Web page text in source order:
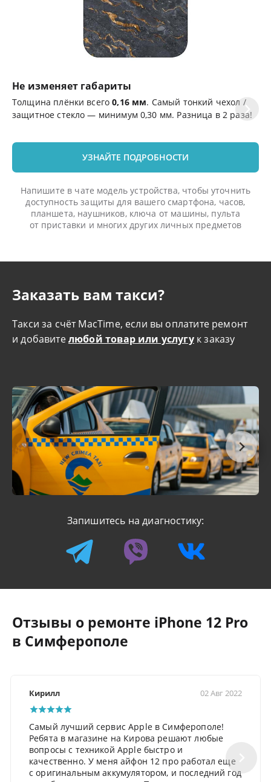
Не изменяет габариты
Толщина плёнки всего0,16 мм. Самый тонкий чехол /
защитное стекло — минимум 0,30 мм. Разница в 2 раза!
УЗНАЙТЕ ПОДРОБНОСТИ
Напишите в чате модель устройства, чтобы уточнить
доступность защиты для вашего смартфона, часов,
планшета, наушников, ключа от машины, пульта
от приставки и многих других личных предметов
Заказать вам такси?
Такси за счёт MacTime, если вы оплатите ремонт
и добавителюбой товар или услугук заказу
Запишитесь на диагностику:
Отзывы о ремонте iPhone 12 Pro
в Симферополе
Кирилл 02 Авг 2022
Самый лучший сервис Apple в Симферополе!
Ребята в магазине на Кирова решают любые
вопросы с техникой Apple быстро и
качественно. У меня айфон 12 про работал еще
с оригинальным аккумулятором, и последний год